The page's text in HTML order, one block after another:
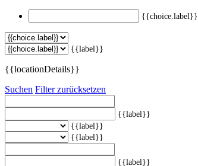
{{choice.label}}
{{label}}
{{locationDetails}}
Suchen Filter zurücksetzen
{{label}}
{{label}}
{{label}}
{{label}}